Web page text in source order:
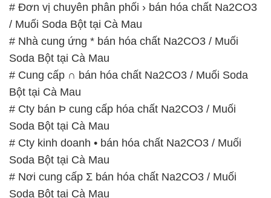
# Đơn vị chuyên phân phối › bán hóa chất Na2CO3
/ Muối Soda Bột tại Cà Mau
# Nhà cung ứng * bán hóa chất Na2CO3 / Muối
Soda Bột tại Cà Mau
# Cung cấp ∩ bán hóa chất Na2CO3 / Muối Soda
Bột tại Cà Mau
# Cty bán Þ cung cấp hóa chất Na2CO3 / Muối
Soda Bột tại Cà Mau
# Cty kinh doanh • bán hóa chất Na2CO3 / Muối
Soda Bột tại Cà Mau
# Nơi cung cấp Σ bán hóa chất Na2CO3 / Muối
Soda Bột tại Cà Mau